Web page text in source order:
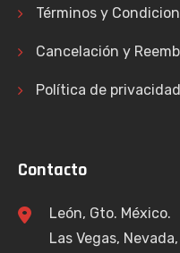
Términos y
Cancelación y
Política de privacidad
Contacto
León, Gto. México.
Las Vegas, Nevada,